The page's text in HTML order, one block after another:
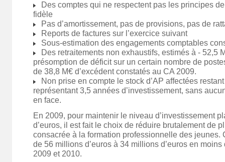
Des comptes qui ne respectent pas les principes
fidèle
Pas d’amortissement, pas de provisions, pas de
Reports de factures sur l’exercice suivant
Sous-estimation des engagements comptables
Des retraitements non exhaustifs, estimés à - 52,5
présomption de déficit sur un certain nombre de
de 38,8 M€ d’excédent constatés au CA 2009.
Non prise en compte le stock d’AP affectées
représentant 3,5 années d’investissement, sans
en face.
En 2009, pour maintenir le niveau d’investissement
d’euros, il est fait le choix de réduire brutalement de
consacrée à la formation professionnelle des jeunes.
de 56 millions d’euros à 34 millions d’euros en
2009 et 2010.